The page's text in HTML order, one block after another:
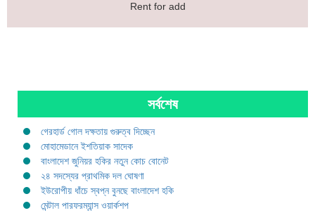
Rent for add
সর্বশেষ
গেরহার্ড গোল দক্ষতায় গুরুত্ব দিচ্ছেন
মোহামেডানে ইশতিয়াক সাদেক
বাংলাদেশ জুনিয়র হকির নতুন কোচ বোনেট
২৪ সদস্যের প্রাথমিক দল ঘোষণা
ইউরোপীয় ধাঁচে স্বপ্ন বুনছে বাংলাদেশ হকি
মেন্টাল পারফরম্যান্স ওয়ার্কশপ